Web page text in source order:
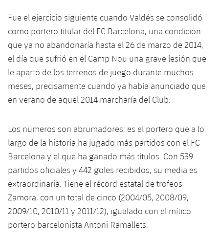
Jugadors
Fotos
Palmarés
Clasificaciones
Alevín
Actualidad
Calendario
Entradas
Resultados
Clasificaciones
Jugadores
Fotos
Historia
Palmarés
Barça Atlètic
plusicon
más
Actualidad
Calendario
Resultados
Jugadores
Clasificaciones
Base
plusicon
más
Actualidad
Junior
Juvenil
Infantil
Alevín
Campus Verano
Información general
plusicon
más
Noticias
Atletismo
plusicon
más
Actualidad
Masculino
Baloncesto en silla de ruedas
plusicon
más
Actualidad
Hockey sobre hielo
plusicon
más
Fue el ejercicio siguiente cuando Valdés se consolidó
como portero titular del FC Barcelona, ​​una condición
que ya no abandonaría hasta el 26 de marzo de 2014,
el día que sufrió en el Camp Nou una grave lesión que
le apartó de los terrenos de juego durante muchos
meses, precisamente cuando ya había anunciado que
en verano de aquel 2014 marcharía del Club.
Los números son abrumadores: es el portero que a lo
largo de la historia ha jugado más partidos con el FC
Barcelona y el que ha ganado más títulos. Con 539
partidos oficiales y 442 goles recibidos, su media es
extraordinaria. Tiene el récord estatal de trofeos
Zamora, con un total de cinco (2004/05, 2008/09,
2009/10, 2010/11 y 2011/12), igualado con el mítico
portero barcelonista Antoni Ramallets.